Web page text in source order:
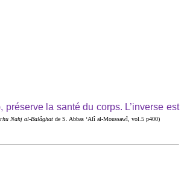
la santé du corps. L’inverse est
Nahj al-Balâghat de S. Abbas ‘Alî al-Moussawî, vol.5 p400)